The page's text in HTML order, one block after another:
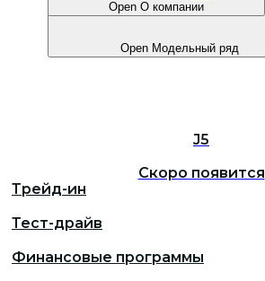
Open Модельный ряд
Open О компании
J5
Скоро появится
Трейд-ин
Тест-драйв
Финансовые программы